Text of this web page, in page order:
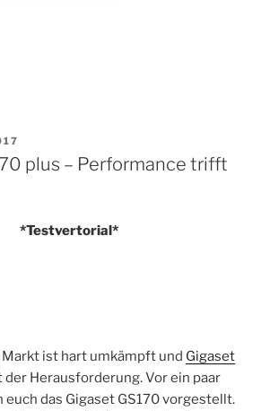
plus – Performance trifft
*Testvertorial*
ist hart umkämpft und Gigaset
Herausforderung. Vor ein paar
euch das Gigaset GS170 vorgestellt.